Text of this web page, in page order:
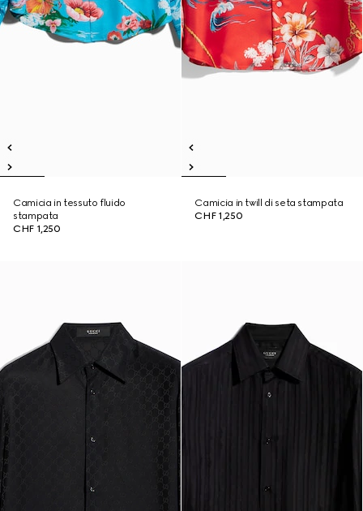
Camicia in tessuto fluido
stampata
CHF 1,250
Camicia in twill di seta stampata
CHF 1,250